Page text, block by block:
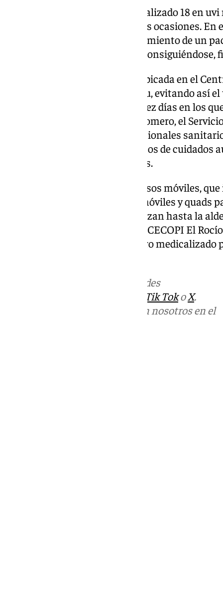
Del total de traslados, se han realizado 18 en
helicóptero sanitario 061 en seis ocasiones.
crítica se ha producido el fallecimiento de un
ocasiones parada cardiaca, no
La unidad móvil de radiología ubicada en el
406 estudios radiológicos in situ, evitando así
diagnósticas. A lo largo de los diez días en los
dispositivo sanitario del Plan Romero, el
desplegado a más de 200 profesionales
técnicos de emergencias, técnicos de cuidados
especialistas y técnicos de rayos.
Además, ha movilizado 31 recursos móviles,
ambulancias todoterreno, uvi móviles y quads
todos los romeros que se desplazan hasta la
Centro Asistencia situado en el CECOPI El
helisuperficie con un helicóptero medicalizado
en las redes
Tik TokoX.
Puedes ponerte en contacto con nosotros en el